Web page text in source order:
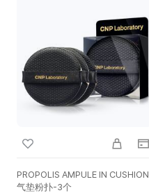
PROPOLIS AMPULE IN CUSHION
气垫粉扑-3个